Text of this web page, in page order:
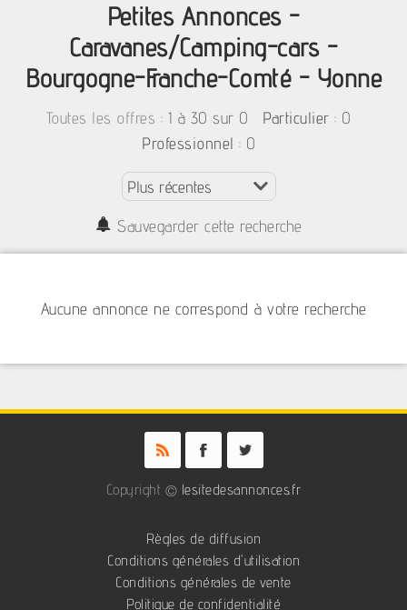
Petites Annonces -
Caravanes/Camping-cars -
Bourgogne-Franche-Comté - Yonne
Toutes les offres : 1 à 30 sur 0 Particulier : 0
Professionnel : 0
Sauvegarder cette recherche
Aucune annonce ne correspond à votre recherche
Copyright © lesitedesannonces.fr
Règles de diffusion
Conditions générales d'utilisation
Conditions générales de vente
Politique de confidentialité